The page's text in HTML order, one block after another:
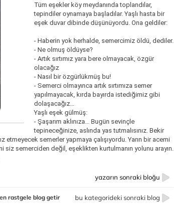
Tüm eşekler köy meydanında toplandılar,
tepindiler oynamaya başladılar. Yaşlı hasta bir
eşek duvar dibinde düşünüyordu. Ona geldiler:
- Haberin yok herhalde, semercimiz öldü, dediler.
- Ne olmuş öldüyse?
- Artık sırtımız yara bere olmayacak, özgür
olacağız
- Nasıl bir özgürlükmüş bu!
- Semerci olmayınca artık sırtımıza semer
yapılmayacak, kırda bayırda istediğimiz gibi
dolaşacağız…
Yaşlı eşek gülmüş:
- Şaşarım aklınıza... Bugün sevinçle
tepineceğinize, aslında yas tutmalısınız. Bekir
etmeyecek semerler yapmaya çalışıyordu. Yarın bir acemi
siz semerciden değil, eşeklikten kurtulmanın yolunu arayın.
yazarın sonraki bloğu
bu kategorideki sonraki blog
rastgele blog getir